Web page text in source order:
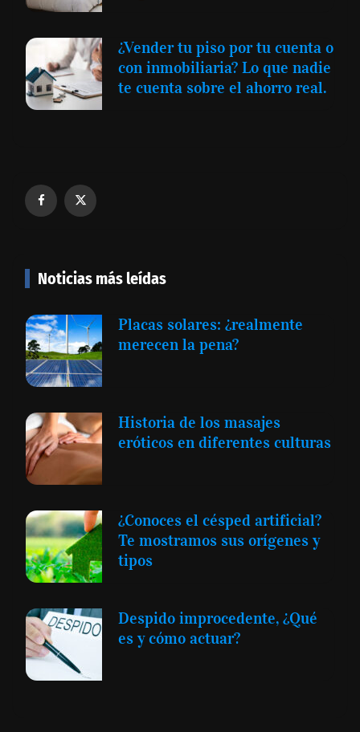
¿Vender tu piso por tu cuenta o
con inmobiliaria? Lo que nadie
te cuenta sobre el ahorro real.
Noticias más leídas
Placas solares: ¿realmente
merecen la pena?
Historia de los masajes
eróticos en diferentes culturas
¿Conoces el césped artificial?
Te mostramos sus orígenes y
tipos
Despido improcedente, ¿Qué
es y cómo actuar?